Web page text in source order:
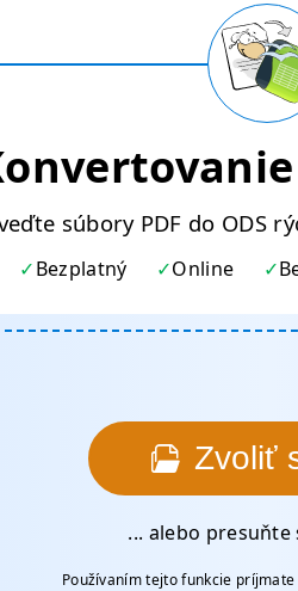
súbory PDF do ODS
Bezplatný Online
Zvoliť
... alebo presuňte
Používaním tejto funkcie príjmate